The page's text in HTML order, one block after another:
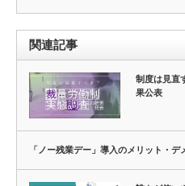
関連記事
制度は見直
果公表
「ノー残業デー」導入のメリット・デ